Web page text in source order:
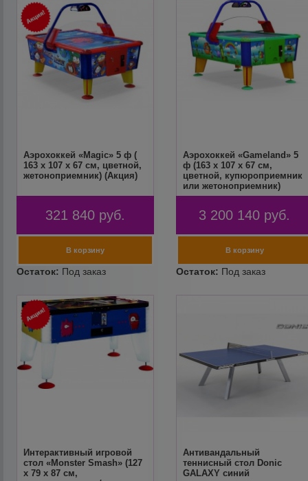
Аэрохоккей «Magic» 5 ф (
163 х 107 х 67 см, цветной,
жетоноприемник) (Акция)
321 840 руб.
Аэрохоккей «Gameland» 5
ф (163 х 107 х 67 см,
цветной, купюроприемник
или жетоноприемник)
3 200 140 руб.
Интерактивный игровой
стол «Monster Smash» (127
x 79 x 87 см,
Антивандальный
теннисный стол Donic
GALAXY синий